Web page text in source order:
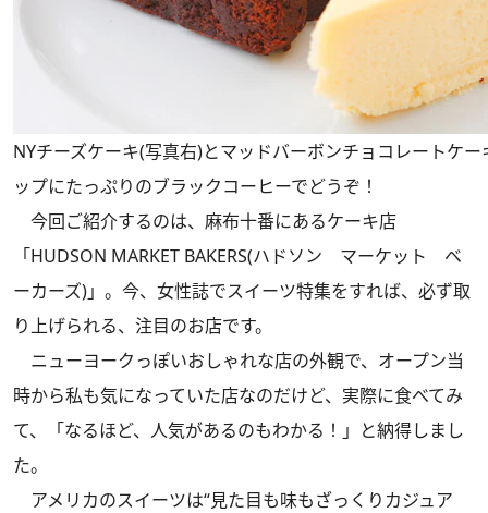
NYチーズケーキ(写真右)とマッドバーボンチョコレートケ
ップにたっぷりのブラックコーヒーでどうぞ！
今回ご紹介するのは、麻布十番にあるケーキ店
「HUDSON MARKET BAKERS(ハドソン マーケット ベ
ーカーズ)」。今、女性誌でスイーツ特集をすれば、必ず取
り上げられる、注目のお店です。
ニューヨークっぽいおしゃれな店の外観で、オープン当
時から私も気になっていた店なのだけど、実際に食べてみ
て、「なるほど、人気があるのもわかる！」と納得しまし
た。
アメリカのスイーツは“見た目も味もざっくりカジュア